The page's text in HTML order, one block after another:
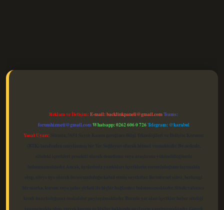
Reklam ve İletişim:E-mail:backlinkpaneli@gmail.comTeams:
forumhizmeti@gmail.comWhatsapp: 0262 606 0 726Telegram: @karabul
Yasal Uyarı: